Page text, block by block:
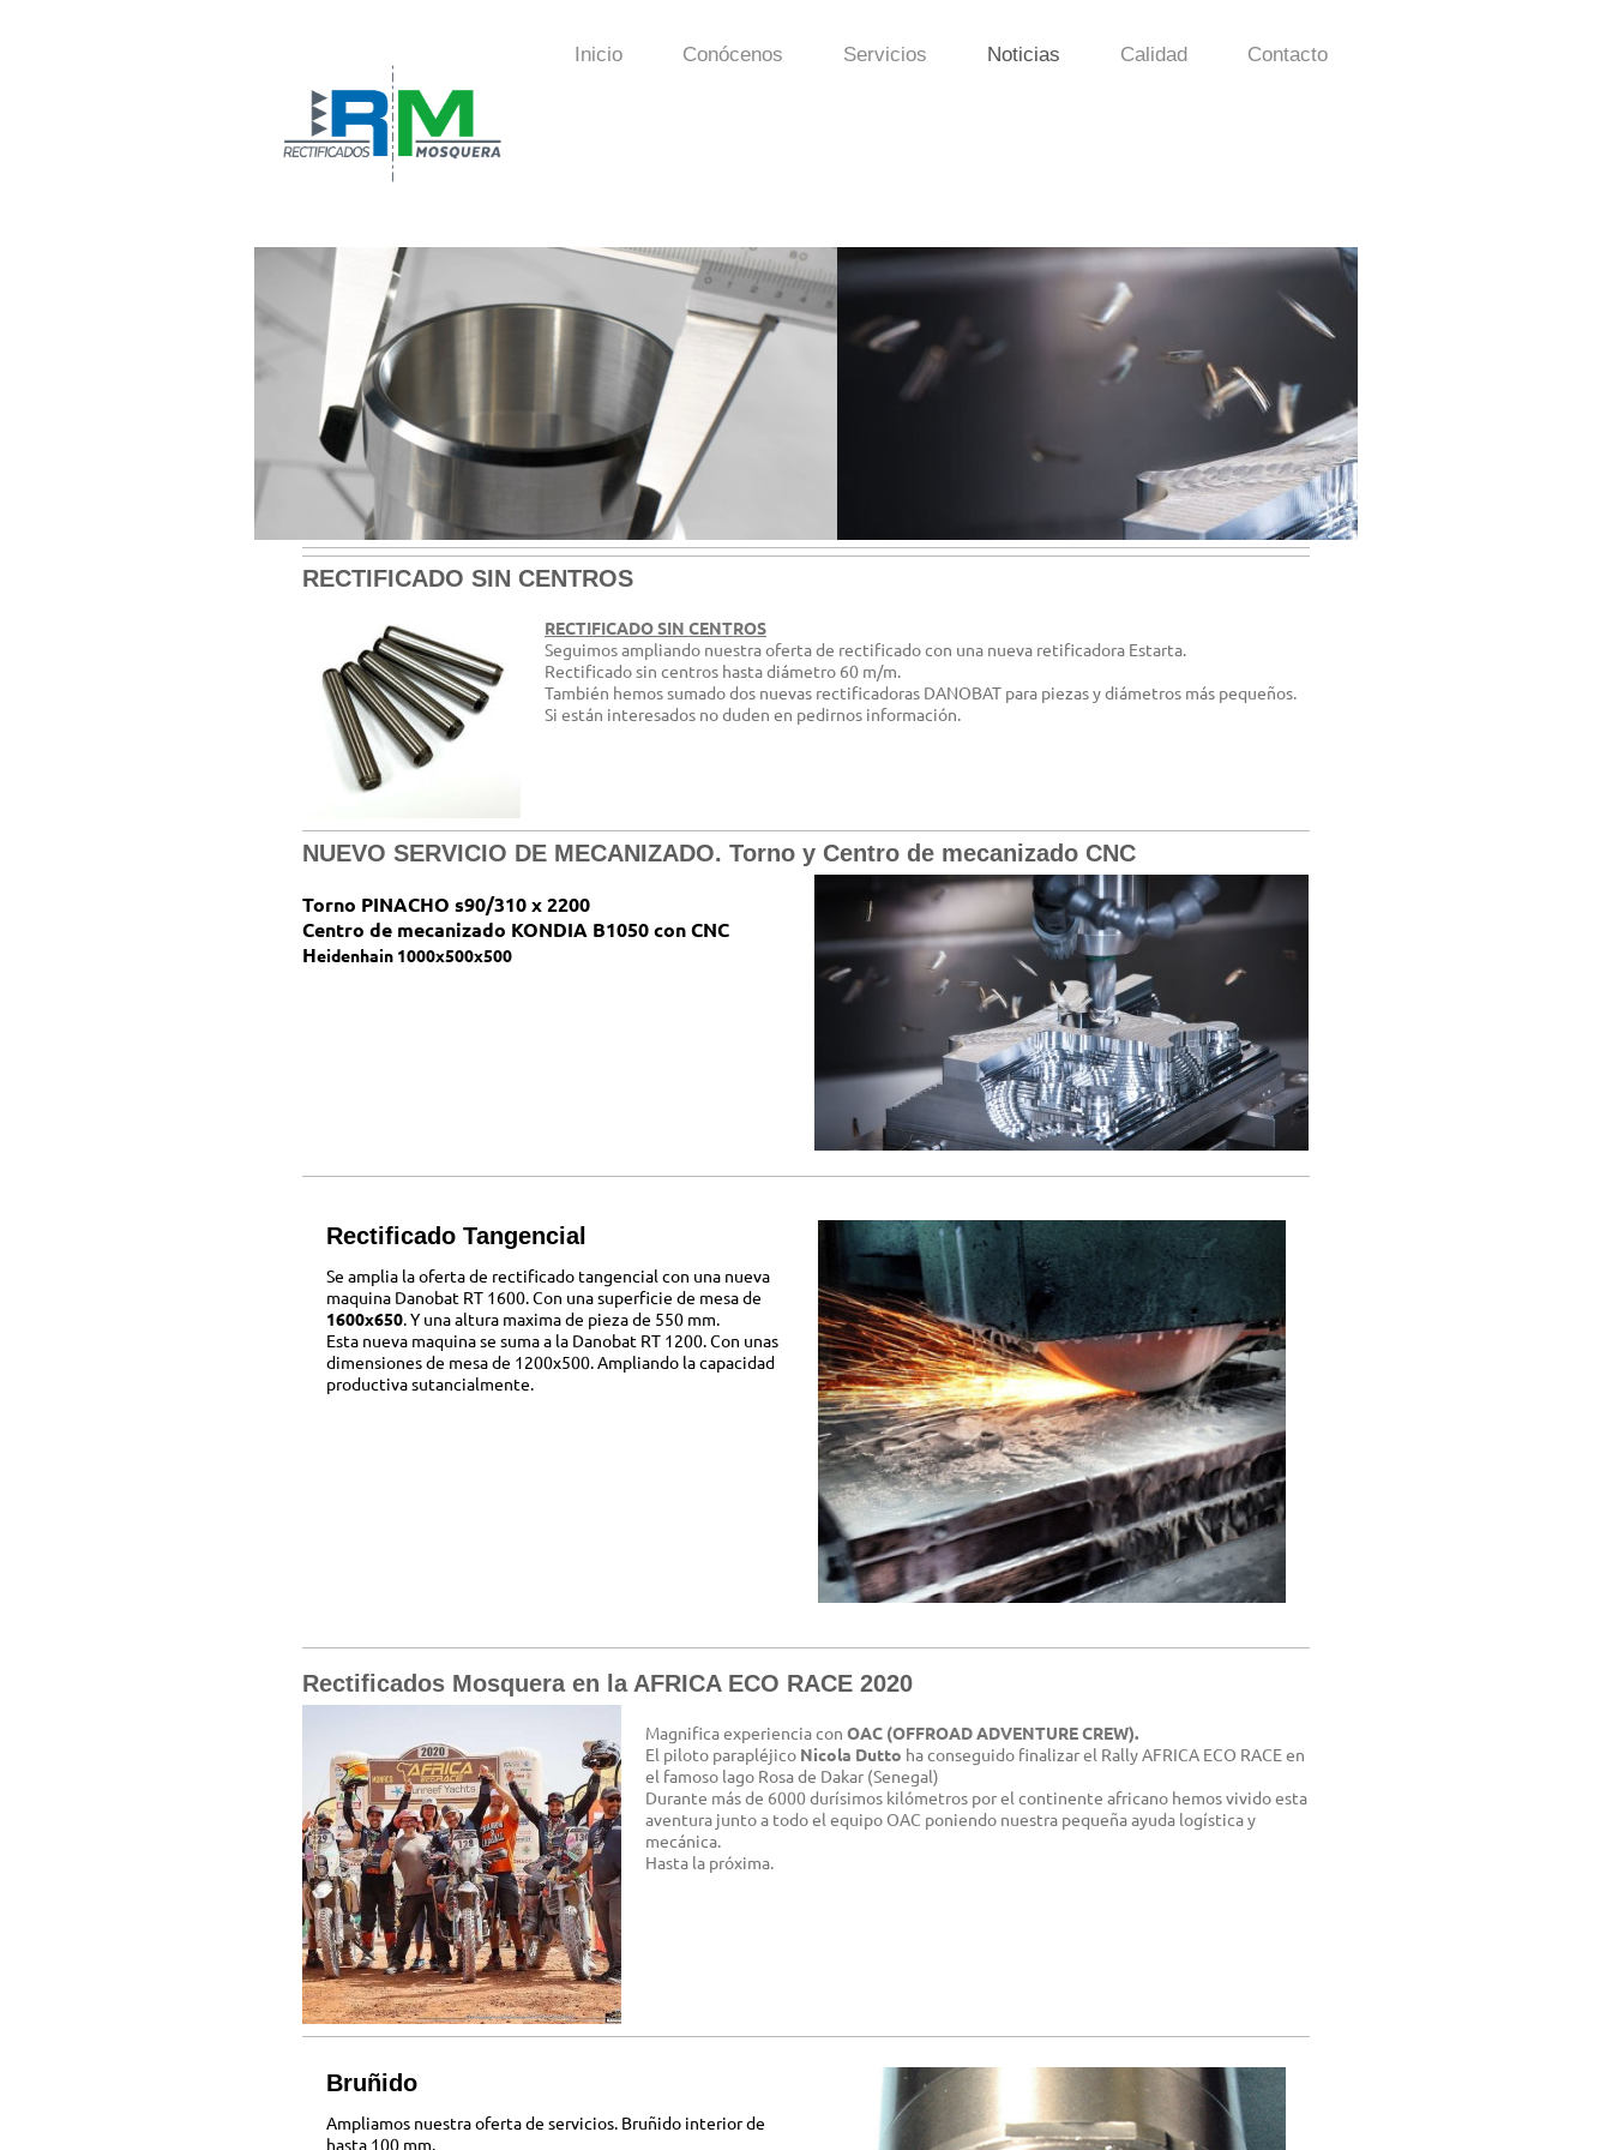
Inicio Conócenos Servicios Noticias Calidad Contacto
RECTIFICADO SIN CENTROS
RECTIFICADO SIN CENTROS
Seguimos ampliando nuestra oferta de rectificado con una nueva retificadora Estarta.
Rectificado sin centros hasta diámetro 60 m/m.
También hemos sumado dos nuevas rectificadoras DANOBAT para piezas y diámetros más pequeños.
Si están interesados no duden en pedirnos información.
NUEVO SERVICIO DE MECANIZADO. Torno y Centro de mecanizado CNC
Torno PINACHO s90/310 x 2200
Centro de mecanizado KONDIA B1050 con CNC
Heidenhain 1000x500x500
Rectificado Tangencial
Se amplia la oferta de rectificado tangencial con una nueva
maquina Danobat RT 1600. Con una superficie de mesa de
1600x650. Y una altura maxima de pieza de 550 mm.
Esta nueva maquina se suma a la Danobat RT 1200. Con unas
dimensiones de mesa de 1200x500. Ampliando la capacidad
productiva sutancialmente.
Rectificados Mosquera en la AFRICA ECO RACE 2020
Magnifica experiencia con OAC (OFFROAD ADVENTURE CREW).
El piloto parapléjico Nicola Dutto ha conseguido finalizar el Rally AFRICA ECO RACE en
el famoso lago Rosa de Dakar (Senegal)
Durante más de 6000 durísimos kilómetros por el continente africano hemos vivido esta
aventura junto a todo el equipo OAC poniendo nuestra pequeña ayuda logística y
mecánica.
Hasta la próxima.
Bruñido
Ampliamos nuestra oferta de servicios. Bruñido interior de
hasta 100 mm.